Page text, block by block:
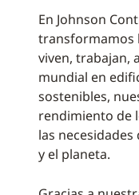
En Johnson
transformamos
viven, trabajan,
mundial en
sostenibles,
rendimiento de
las necesidades
y el planeta.